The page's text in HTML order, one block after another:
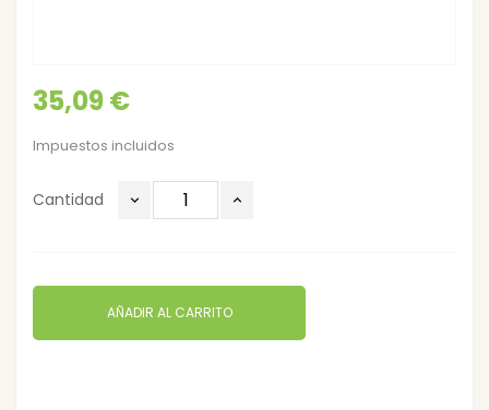
35,09 €
Impuestos incluidos
Cantidad
AÑADIR AL CARRITO